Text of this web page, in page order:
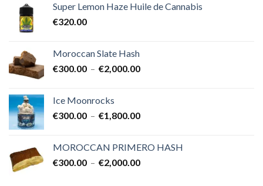
€350.00
Super Lemon Haze Huile de Cannabis
€320.00
Moroccan Slate Hash
€300.00 – €2,000.00Plage
à
Ice Moonrocks
€300.00 – €1,800.00Plage
€300.00
à
MOROCCAN PRIMERO HASH
€300.00 – €2,000.00Plage